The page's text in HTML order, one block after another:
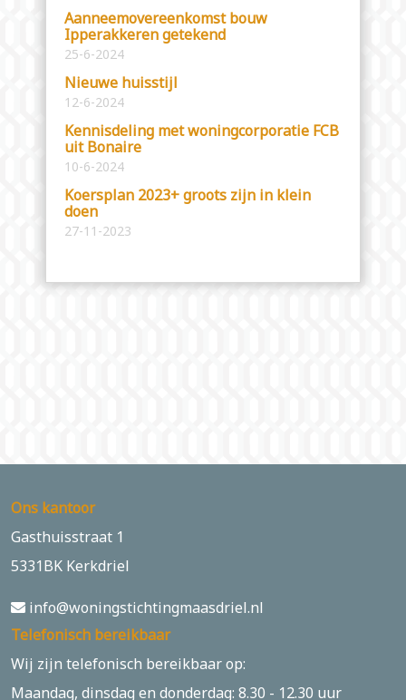
Aanneemovereenkomst bouw
Ipperakkeren getekend
25-6-2024
Nieuwe huisstijl
12-6-2024
Kennisdeling met woningcorporatie FCB
uit Bonaire
10-6-2024
Koersplan 2023+ groots zijn in klein
doen
27-11-2023
Ons kantoor
Gasthuisstraat 1
5331BK Kerkdriel
info@woningstichtingmaasdriel.nl
Telefonisch bereikbaar
Wij zijn telefonisch bereikbaar op:
Maandag, dinsdag en donderdag: 8.30 - 12.30 uur